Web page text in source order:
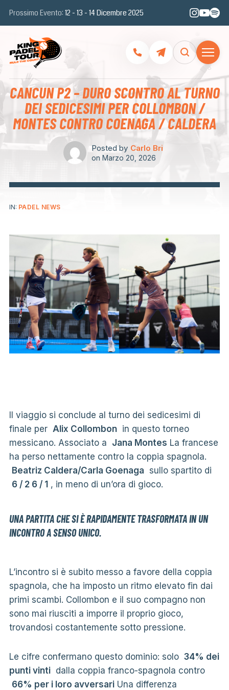
Prossimo Evento: 12 - 13 - 14 Dicembre 2025
CANCUN P2 – DURO SCONTRO AL TURNO
DEI SEDICESIMI PER COLLOMBON /
MONTES CONTRO COENAGA / CALDERA
Posted by Carlo Bri
on Marzo 20, 2026
IN: PADEL NEWS
Il viaggio si conclude al turno dei sedicesimi di
finale per Alix Collombonin questo torneo
messicano. Associato a Jana Montes La francese
ha perso nettamente contro la coppia spagnola.
Beatriz Caldera/Carla Goenaga sullo spartito di
6 / 2 6 / 1, in meno di un’ora di gioco.
UNA PARTITA CHE SI È RAPIDAMENTE TRASFORMATA IN UN
INCONTRO A SENSO UNICO.
L’incontro si è subito messo a favore della coppia
spagnola, che ha imposto un ritmo elevato fin dai
primi scambi. Collombon e il suo compagno non
sono mai riusciti a imporre il proprio gioco,
trovandosi costantemente sotto pressione.
Le cifre confermano questo dominio: solo 34% dei
punti vintidalla coppia franco-spagnola contro
66% per i loro avversariUna differenza